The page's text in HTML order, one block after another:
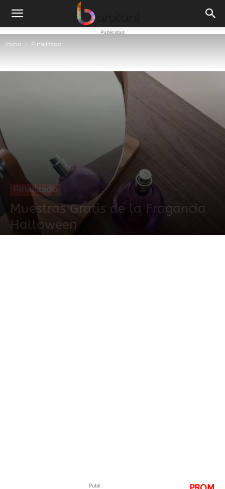
Publicidad
Inicio Finalizado
Finalizado
Muestras Gratis de la Fragancia
Halloween
Publi